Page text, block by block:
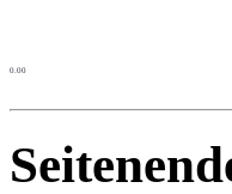
0.00